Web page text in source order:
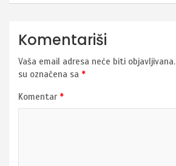
Komentariši
Vaša email adresa neće biti objavljivana.
su označena sa *
Komentar *